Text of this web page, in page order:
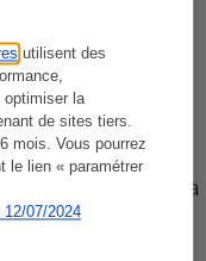
utilisent des
optimiser la
de sites tiers.
mois. Vous pourrez
le lien « paramétrer
07/2024
sur l’ensemble
produits de
sont comparés à